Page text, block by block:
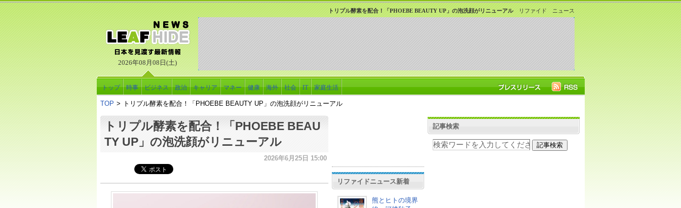
2026年08月08日(土)
リファイド ニュース
トリプル酵素を配合！「PHOEBE BEAUTY UP」の泡洗顔がリニューアル
トップ 時事 ビジネス 政治 キャリア マネー 健康 海外 社会 IT 家庭生活
TOP > トリプル酵素を配合！「PHOEBE BEAUTY UP」の泡洗顔がリニューアル
トリプル酵素を配合！「PHOEBE BEAU
TY UP」の泡洗顔がリニューアル
2026年6月25日 15:00
リファイドニュース新着
熊とヒトの境界
記事検索